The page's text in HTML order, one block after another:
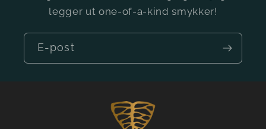
legger ut one-of-a-kind smykker!
E-post